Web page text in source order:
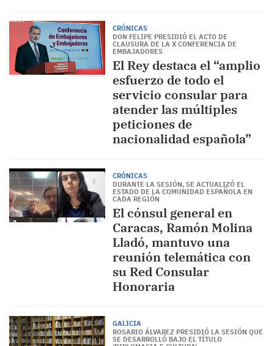
CRÓNICAS
DON FELIPE PRESIDIÓ EL ACTO DE
CLAUSURA DE LA X CONFERENCIA DE
EMBAJADORES
El Rey destaca el “amplio
esfuerzo de todo el
servicio consular para
atender las múltiples
peticiones de
nacionalidad española”
CRÓNICAS
DURANTE LA SESIÓN, SE ACTUALIZÓ EL
ESTADO DE LA COMUNIDAD ESPAÑOLA EN
CADA REGIÓN
El cónsul general en
Caracas, Ramón Molina
Lladó, mantuvo una
reunión telemática con
su Red Consular
Honoraria
GALICIA
ROSARIO ÁLVAREZ PRESIDIÓ LA SESIÓN QUE
SE DESARROLLÓ BAJO EL TÍTULO